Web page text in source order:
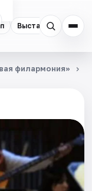
Выставки
филармония»